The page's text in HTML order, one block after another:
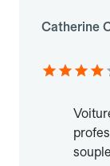
Catherine